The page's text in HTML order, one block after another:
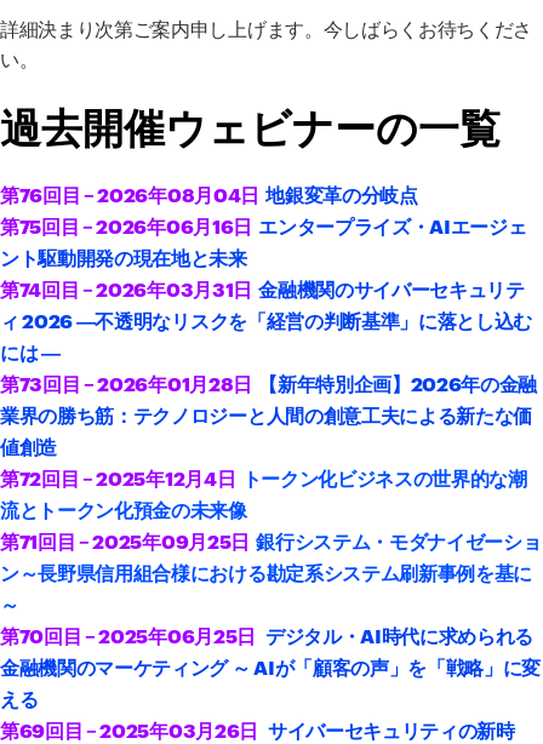
詳細決まり次第ご案内申し上げます。今しばらくお待ちくださ
い。
過去開催ウェビナーの一覧
第76回目 – 2026年08月04日地銀変革の分岐点
第75回目 – 2026年06月16日 エンタープライズ・AIエージェ
ント駆動開発の現在地と未来
第74回目 – 2026年03月31日金融機関のサイバーセキュリテ
ィ 2026 ―不透明なリスクを「経営の判断基準」に落とし込む
には ―
第73回目 – 2026年01月28日
【新年特別企画】2026年の金融
業界の勝ち筋：テクノロジーと人間の創意工夫による新たな価
値創造
第72回目 – 2025年12月4日 トークン化ビジネスの世界的な潮
流とトークン化預金の未来像
第71回目 – 2025年09月25日銀行システム・モダナイゼーショ
ン～長野県信用組合様における勘定系システム刷新事例を基に
～
第70回目 – 2025年06月25日 デジタル・AI時代に求められる
金融機関のマーケティング ～ AIが「顧客の声」を「戦略」に変
える
第69回目 – 2025年03月26日 サイバーセキュリティの新時